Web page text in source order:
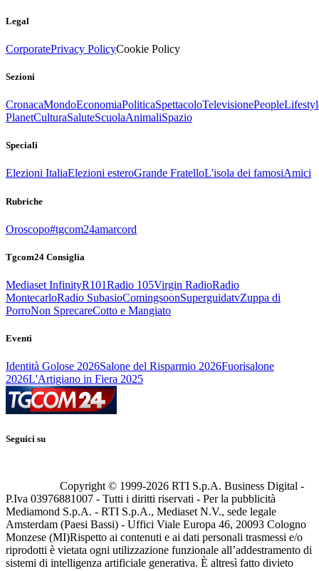
Legal
CorporatePrivacy PolicyCookie Policy
Sezioni
CronacaMondoEconomiaPoliticaSpettacoloTelevisionePeople
PlanetCulturaSaluteScuolaAnimaliSpazio
Speciali
Elezioni ItaliaElezioni esteroGrande FratelloL'isola dei famosiAmici
Rubriche
Oroscopo#tgcom24amarcord
Tgcom24 Consiglia
Mediaset InfinityR101Radio 105Virgin RadioRadio
MontecarloRadio SubasioComingsoonSuperguidatvZuppa di
PorroNon SprecareCotto e Mangiato
Eventi
Identità Golose 2026Salone del Risparmio 2026Fuorisalone
2026L'Artigiano in Fiera 2025
Seguici su
Copyright © 1999-2026 RTI S.p.A. Business Digital -
P.Iva 03976881007 - Tutti i diritti riservati - Per la pubblicità
Mediamond S.p.A. - RTI S.p.A., Mediaset N.V., sede legale
Amsterdam (Paesi Bassi) - Uffici Viale Europa 46, 20093 Cologno
Monzese (MI)Rispetto ai contenuti e ai dati personali trasmessi e/o
riprodotti è vietata ogni utilizzazione funzionale all’addestramento di
sistemi di intelligenza artificiale generativa. È altresì fatto divieto